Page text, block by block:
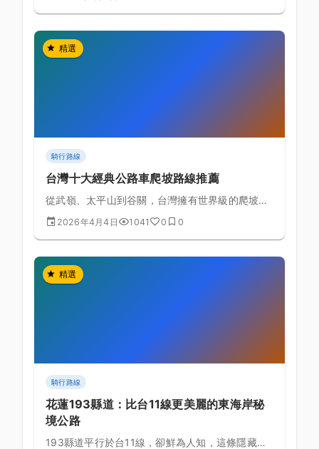
兩種方向的優劣。
精選
騎行路線
台灣十大經典公路車爬坡路線推薦
從武嶺、太平山到谷關，台灣擁有世界級的爬坡路
線，本文整理10條最值得挑戰的經典爬坡路線。
2026年4月4日 1041 0 0
精選
騎行路線
花蓮193縣道：比台11線更美麗的東海岸秘
境公路
193縣道平行於台11線，卻鮮為人知，這條隱藏在